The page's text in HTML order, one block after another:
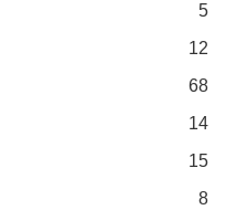
5
12
68
14
15
8